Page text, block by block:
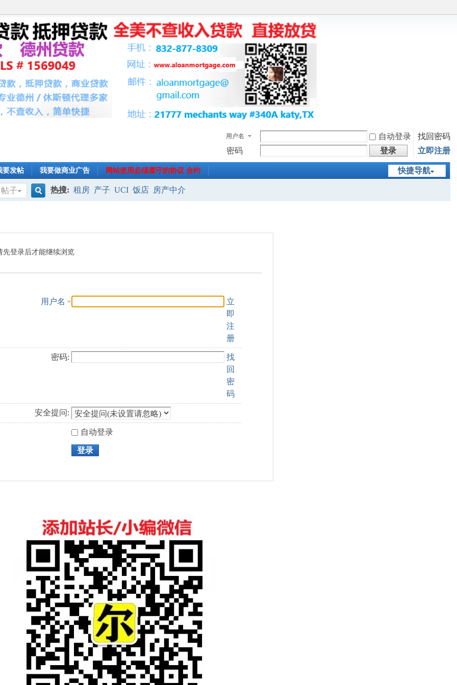
用户名 自动登录
找回密码
密码
登录 立即注册
快捷导航
要发帖 我要做商业广告 网站使用必须遵守的协议 合约
帖子
索
热搜: 租房 产子 UCI 饭店 房产中介
先登录后才能继续浏览
用户名
立
即
注
册
密码:
找
回
密
码
安全提问:
自动登录
登录